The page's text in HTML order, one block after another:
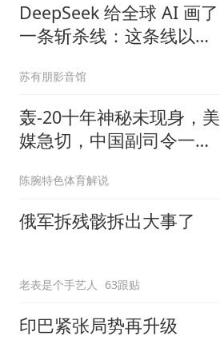
DeepSeek 给全球 AI 画了
一条斩杀线：这条线以下
苏有朋影音馆
轰-20十年神秘未现身，美
媒急切，中国副司令一句
陈腕特色体育解说
俄军拆残骸拆出大事了
老表是个手艺人 63跟贴
印巴紧张局势再升级